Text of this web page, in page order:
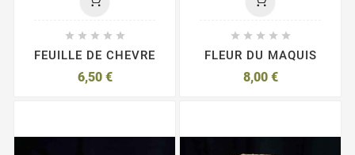
    
FEUILLE DE CHEVRE
6,50 €
    
FLEUR DU MAQUIS
8,00 €